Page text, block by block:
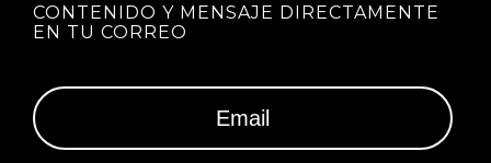
CONTENIDO Y MENSAJE DIRECTAMENTE
EN TU CORREO